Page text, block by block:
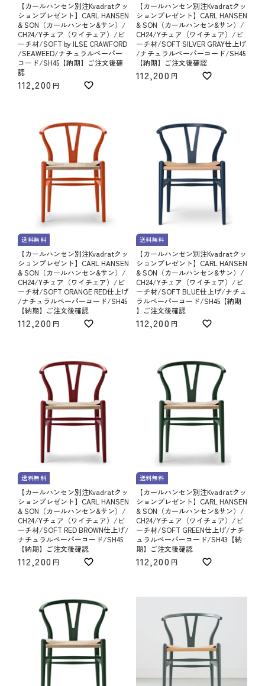
【カールハンセン別注Kvadratクッ
ションプレゼント】CARL HANSEN
& SON（カールハンセン&サン）/
CH24/Yチェア（ワイチェア）/ビ
ーチ材/SOFT by ILSE CRAWFORD
/SEAWEED/ナチュラルペーパー
コード/SH45【納期】ご注文後確
認
112,200
【カールハンセン別注Kvadratクッ
ションプレゼント】CARL HANSEN
& SON（カールハンセン&サン）/
CH24/Yチェア（ワイチェア）/ビ
ーチ材/SOFT SILVER GRAY仕上げ
/ナチュラルペーパーコード/SH45
【納期】ご注文後確認
112,200
送料無料
【カールハンセン別注Kvadratクッ
ションプレゼント】CARL HANSEN
& SON（カールハンセン&サン）/
CH24/Yチェア（ワイチェア）/ビ
ーチ材/SOFT ORANGE RED仕上げ
/ナチュラルペーパーコード/SH45
【納期】ご注文後確認
112,200
送料無料
【カールハンセン別注Kvadratクッ
ションプレゼント】CARL HANSEN
& SON（カールハンセン&サン）/
CH24/Yチェア（ワイチェア）/ビ
ーチ材/SOFT BLUE仕上げ/ナチュ
ラルペーパーコード/SH45【納期
】ご注文後確認
112,200
送料無料
【カールハンセン別注Kvadratクッ
ションプレゼント】CARL HANSEN
& SON（カールハンセン&サン）/
CH24/Yチェア（ワイチェア）/ビ
ーチ材/SOFT RED BROWN仕上げ/
ナチュラルペーパーコード/SH45
【納期】ご注文後確認
112,200
送料無料
【カールハンセン別注Kvadratクッ
ションプレゼント】CARL HANSEN
& SON（カールハンセン&サン）/
CH24/Yチェア（ワイチェア）/ビ
ーチ材/SOFT GREEN仕上げ/ナチ
ュラルペーパーコード/SH43【納
期】ご注文後確認
112,200